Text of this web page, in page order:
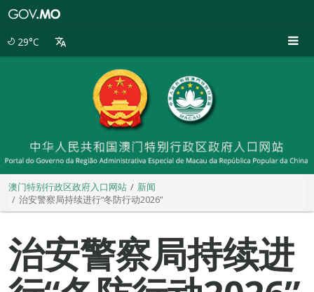
29°C
澳门特别行政区政府入口网站
新闻
治安警察局持续进行“冬防行动2026”
治安警察局持续进